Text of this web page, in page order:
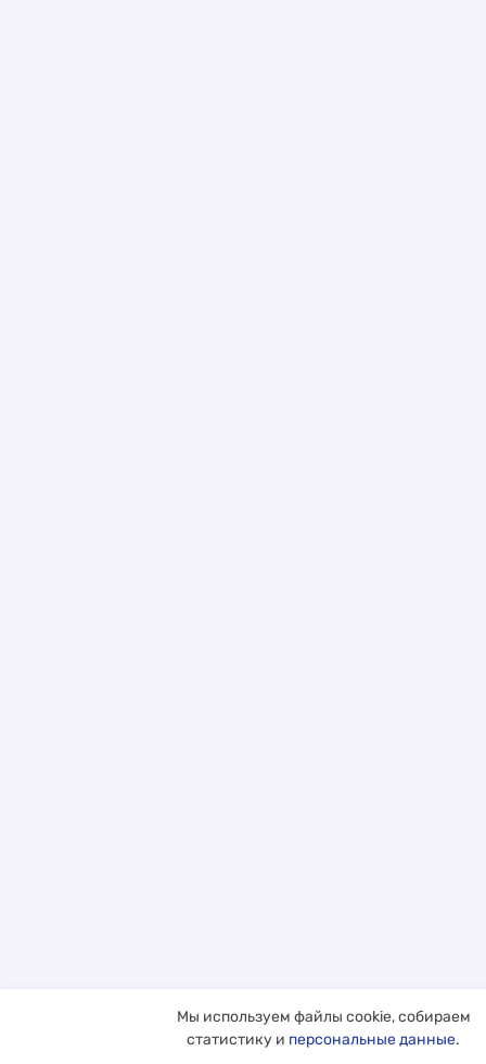
Мы используем файлы cookie, собираем
статистику и персональные данные.